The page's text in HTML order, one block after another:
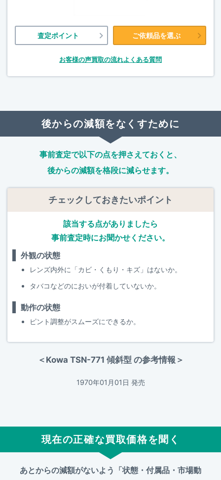
査定ポイント ご依頼品を選ぶ
お客様の声買取の流れよくある質問
後からの減額をなくすために
事前査定で以下の点を押さえておくと、
後からの減額を格段に減らせます。
チェックしておきたいポイント
該当する点がありましたら
事前査定時にお聞かせください。
外観の状態
レンズ内外に「カビ・くもり・キズ」はないか。
タバコなどのにおいが付着していないか。
動作の状態
ピント調整がスムーズにできるか。
＜Kowa TSN-771 傾斜型 の参考情報＞
1970年01月01日 発売
現在の正確な買取価格を聞く
あとからの減額がないよう「状態・付属品・市場動